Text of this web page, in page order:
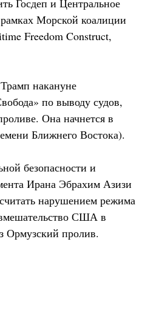
Госдеп и Центральное
Морской коалиции
Freedom Construct,
накануне
по выводу судов,
Она начнется в
Ближнего Востока).
безопасности и
Ирана Эбрахим Азизи
нарушением режима
США в
Ормузский пролив.